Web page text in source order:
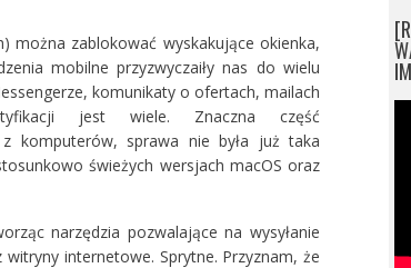
można zablokować wyskakujące okienka,
mobilne przyzwyczaiły nas do wielu
komunikaty o ofertach, mailach
jest wiele. Znaczna część
komputerów, sprawa nie była już taka
świeżych wersjach macOS oraz
narzędzia pozwalające na wysyłanie
internetowe. Sprytne. Przyznam, że